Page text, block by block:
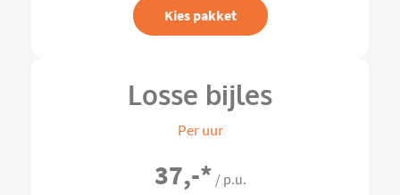
Kies pakket
Losse bijles
Per uur
37,-* / p.u.